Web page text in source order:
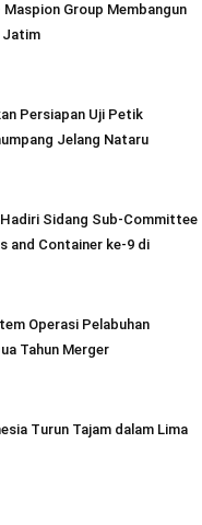
Group Membangun
Jatim
Persiapan Uji Petik
Jelang Nataru
Sidang Sub-Committee
and Container ke-9 di
Operasi Pelabuhan
Tahun Merger
Turun Tajam dalam Lima